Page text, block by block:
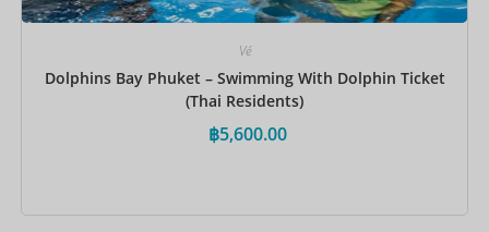
Vé
Dolphins Bay Phuket – Swimming With Dolphin Ticket
(Thai Residents)
฿5,600.00